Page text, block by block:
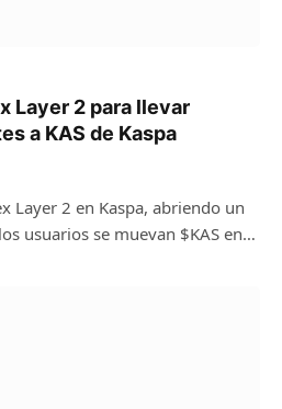
Layer 2 para llevar
a KAS de Kaspa
Layer 2 en Kaspa, abriendo un
usuarios se muevan $KAS en…